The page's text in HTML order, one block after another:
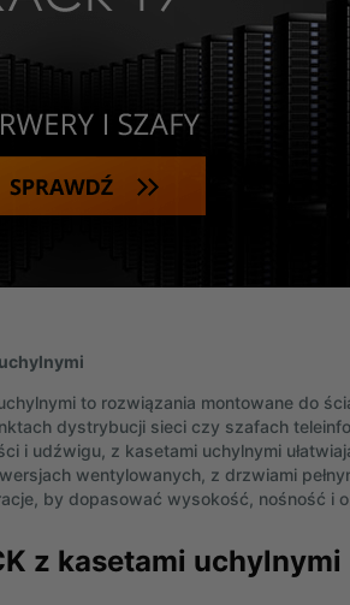
to rozwiązania montowane do
dystrybucji sieci czy szafach
i udźwigu, z kasetami uchylnymi
wentylowanych, z drzwiami
by dopasować wysokość, nośność i
z kasetami uchylnymi